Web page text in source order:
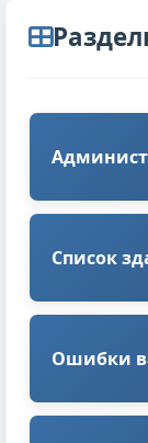
Список
Ошибки